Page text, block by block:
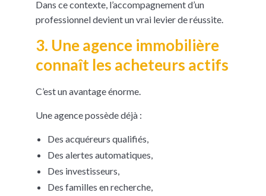
Dans ce contexte, l’accompagnement d’un
professionnel devient un vrai levier de réussite.
3. Une agence immobilière
connaît les acheteurs actifs
C’est un avantage énorme.
Une agence possède déjà :
Des acquéreurs qualifiés,
Des alertes automatiques,
Des investisseurs,
Des familles en recherche,